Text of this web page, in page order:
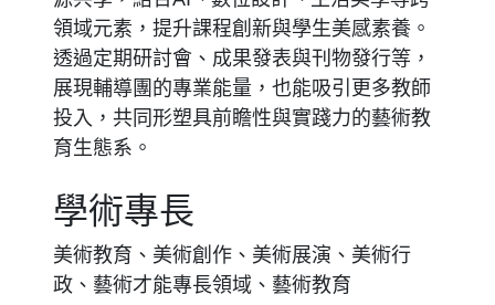
領域元素，提升課程創新與學生美感素養。
透過定期研討會、成果發表與刊物發行等，
展現輔導團的專業能量，也能吸引更多教師
投入，共同形塑具前瞻性與實踐力的藝術教
育生態系。
學術專長
美術教育、美術創作、美術展演、美術行
政、藝術才能專長領域、藝術教育